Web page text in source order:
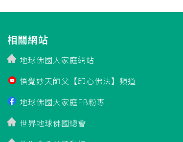
相關網站
地球佛國大家庭網站
悟覺妙天師父【印心佛法】頻道
地球佛國大家庭FB粉專
世界地球佛國總會